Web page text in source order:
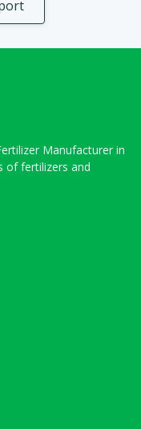
Manufacturer in
of fertilizers and